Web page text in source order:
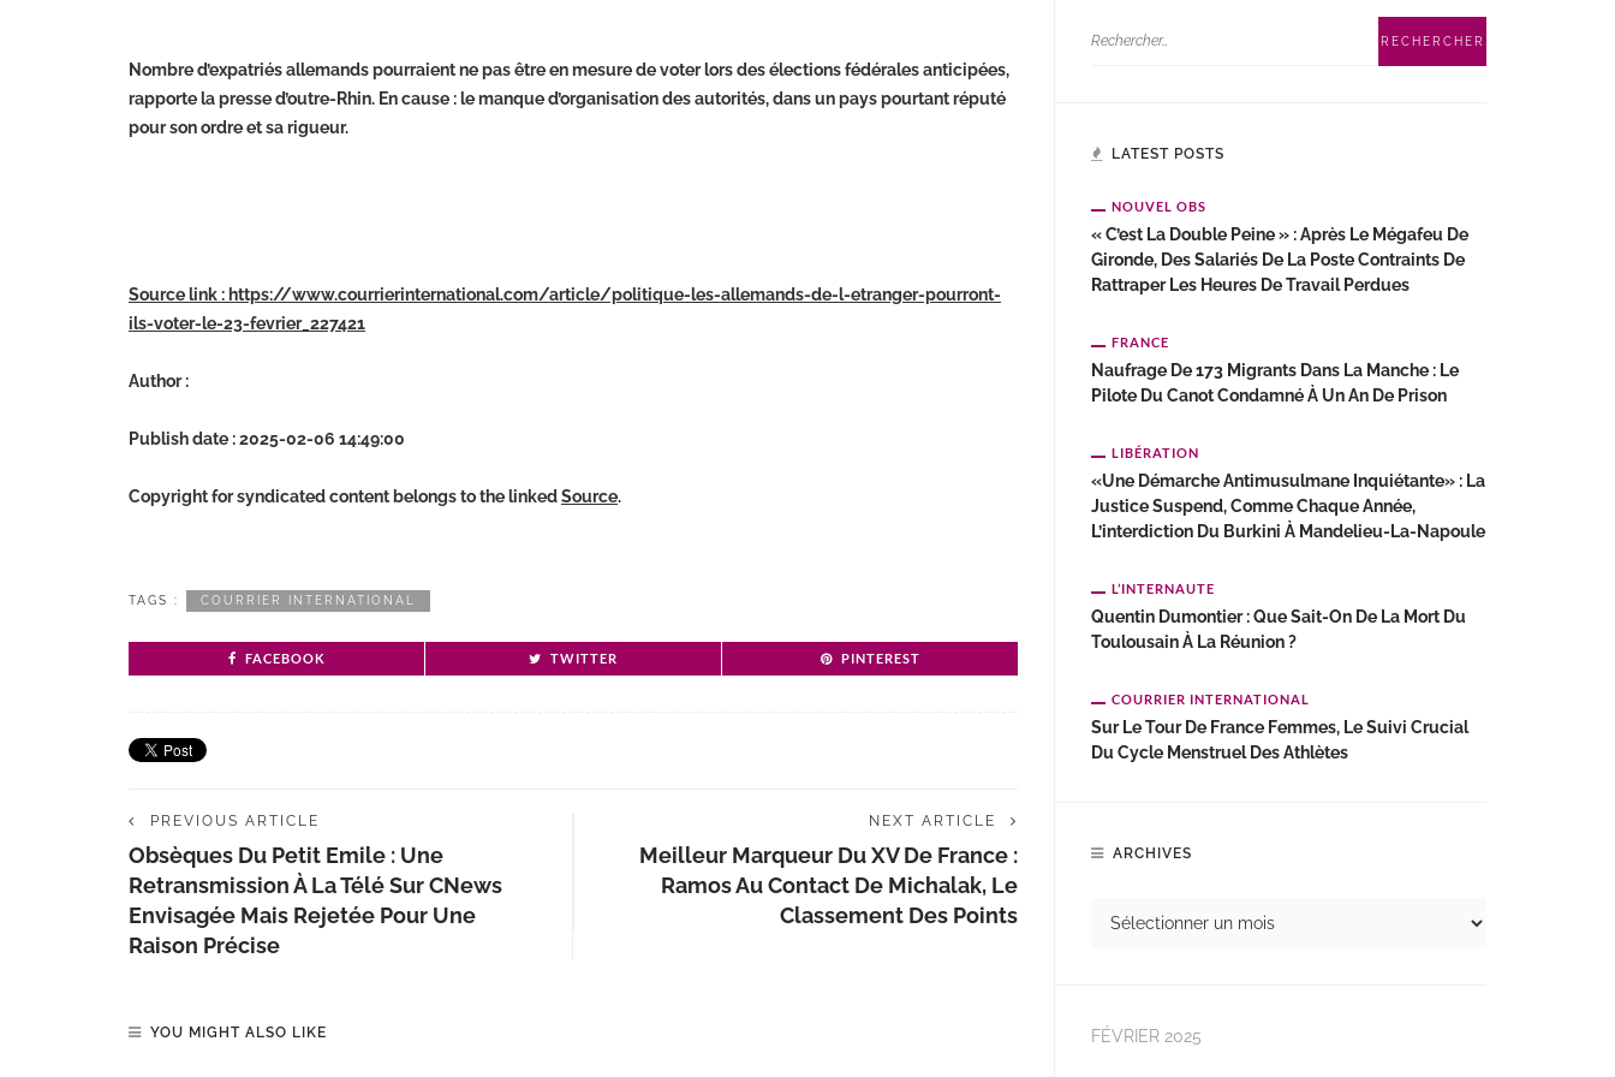
Nombre d’expatriés allemands pourraient ne pas être en mesure de voter lors des élections fédérales anticipées,
rapporte la presse d’outre-Rhin. En cause : le manque d’organisation des autorités, dans un pays pourtant réputé
pour son ordre et sa rigueur.
Source link : https://www.courrierinternational.com/article/politique-les-allemands-de-l-etranger-pourront-
ils-voter-le-23-fevrier_227421
Author :
Publish date : 2025-02-06 14:49:00
Copyright for syndicated content belongs to the linkedSource.
TAGS : COURRIER INTERNATIONAL
FACEBOOK TWITTER PINTEREST
PREVIOUS ARTICLE
Obsèques Du Petit Emile : Une
Retransmission À La Télé Sur CNews
Envisagée Mais Rejetée Pour Une
Raison Précise
NEXT ARTICLE
Meilleur Marqueur Du XV De France :
Ramos Au Contact De Michalak, Le
Classement Des Points
YOU MIGHT ALSO LIKE
LATEST POSTS
NOUVEL OBS
« C’est La Double Peine » : Après Le Mégafeu De
Gironde, Des Salariés De La Poste Contraints De
Rattraper Les Heures De Travail Perdues
FRANCE
Naufrage De 173 Migrants Dans La Manche : Le
Pilote Du Canot Condamné À Un An De Prison
LIBÉRATION
«Une Démarche Antimusulmane Inquiétante» : La
Justice Suspend, Comme Chaque Année,
L’interdiction Du Burkini À Mandelieu-La-Napoule
L’INTERNAUTE
Quentin Dumontier : Que Sait-On De La Mort Du
Toulousain À La Réunion ?
COURRIER INTERNATIONAL
Sur Le Tour De France Femmes, Le Suivi Crucial
Du Cycle Menstruel Des Athlètes
ARCHIVES
FÉVRIER 2025